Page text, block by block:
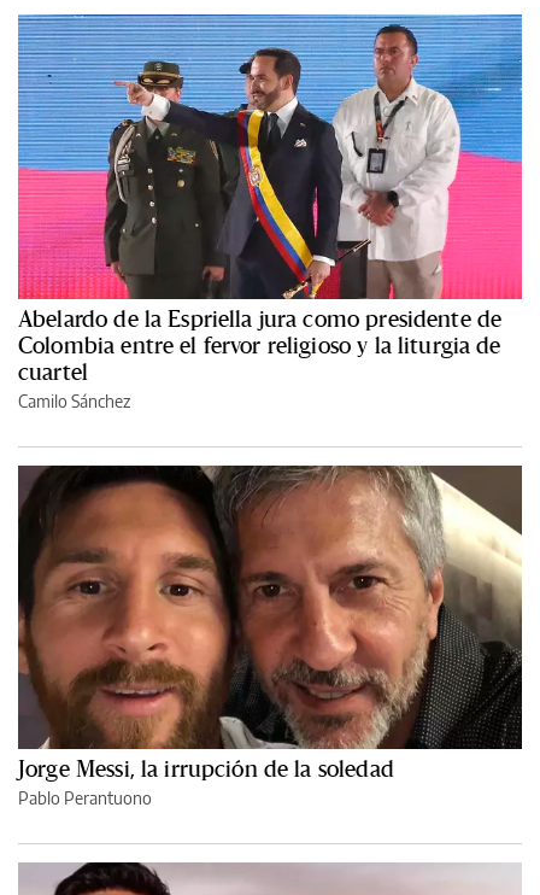
Abelardo de la Espriella jura como presidente de
Colombia entre el fervor religioso y la liturgia de
cuartel
Camilo Sánchez
Jorge Messi, la irrupción de la soledad
Pablo Perantuono